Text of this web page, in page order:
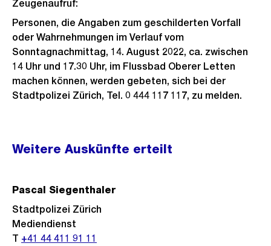
Zeugenaufruf:
Personen, die Angaben zum geschilderten Vorfall
oder Wahrnehmungen im Verlauf vom
Sonntagnachmittag, 14. August 2022, ca. zwischen
14 Uhr und 17.30 Uhr, im Flussbad Oberer Letten
machen können, werden gebeten, sich bei der
Stadtpolizei Zürich, Tel. 0 444 117 117, zu melden.
Weitere
Informationen
Weitere Auskünfte erteilt
Pascal Siegenthaler
Stadtpolizei Zürich
Mediendienst
T +41 44 411 91 11